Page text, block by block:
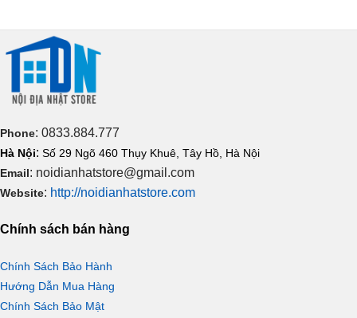
Phone: 0833.884.777
Hà Nội: Số 29 Ngõ 460 Thụy Khuê, Tây Hồ, Hà Nội
Email: noidianhatstore@gmail.com
Website: http://noidianhatstore.com
Chính sách bán hàng
Chính Sách Bảo Hành
Hướng Dẫn Mua Hàng
Chính Sách Bảo Mật